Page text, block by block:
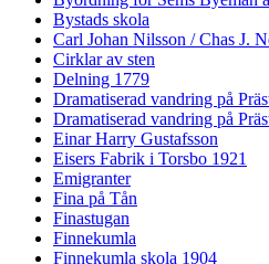
Bystads skola
Carl Johan Nilsson / Chas J.
Cirklar av sten
Delning 1779
Dramatiserad vandring på
Dramatiserad vandring på
Einar Harry Gustafsson
Eisers Fabrik i Torsbo 1921
Emigranter
Fina på Tån
Finastugan
Finnekumla
Finnekumla skola 1904